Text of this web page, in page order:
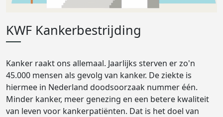
KWF Kankerbestrijding
Kanker raakt ons allemaal. Jaarlijks sterven er zo'n
45.000 mensen als gevolg van kanker. De ziekte is
hiermee in Nederland doodsoorzaak nummer één.
Minder kanker, meer genezing en een betere kwaliteit
van leven voor kankerpatiënten. Dat is het doel van